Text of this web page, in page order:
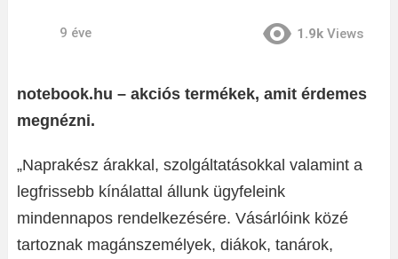
9 éve 1.9k Views
notebook.hu – akciós termékek, amit érdemes
megnézni.
„Naprakész árakkal, szolgáltatásokkal valamint a
legfrissebb kínálattal állunk ügyfeleink
mindennapos rendelkezésére. Vásárlóink közé
tartoznak magánszemélyek, diákok, tanárok,